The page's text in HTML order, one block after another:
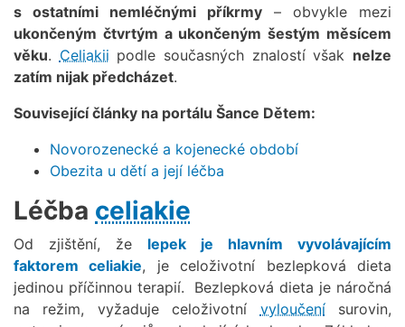
s ostatními nemléčnými příkrmy – obvykle mezi
ukončeným čtvrtým a ukončeným šestým měsícem
věku. Celiakii podle současných znalostí však nelze
zatím nijak předcházet.
Související články na portálu Šance Dětem:
Novorozenecké a kojenecké období
Obezita u dětí a její léčba
Léčba celiakie
Od zjištění, že lepek je hlavním vyvolávajícím
faktorem celiakie, je celoživotní bezlepková dieta
jedinou příčinnou terapií. Bezlepková dieta je náročná
na režim, vyžaduje celoživotní vyloučenísurovin,